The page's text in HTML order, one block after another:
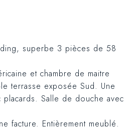
superbe 3 pièces de 58
et chambre de maitre
terrasse exposée Sud. Une
placards. Salle de douche avec
facture. Entièrement meublé.